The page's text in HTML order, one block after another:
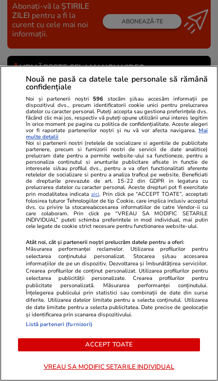
Abonați-vă la ȘTIRILE
ZILEI pentru a fi la
curent cu cele mai noi
informații.
ABONEAZĂ-TE
URMĂREȘTE CEL MAI NOU VIDEO
Cum să alungi țânțarii din casă: „Metodă simplă
și eficientă”
Share 13 comentarii
Abonați-vă la canalul Libertatea de WhatsApp pentru
a fi la curent cu ultimele informații
Stiri Rusia Știri Transnistria
Nouă ne pasă ca datele tale personale să rămână
confidențiale
Noi și partenerii noștri 596 stocăm și/sau accesăm informații pe
dispozitivul dvs., precum identificatorii cookie unici pentru prelucrarea
datelor cu caracter personal. Puteți accepta sau gestiona preferințele dvs.
făcând clic mai jos, respectiv vă puteți opune utilizării unui interes legitim
în orice moment pe pagina cu politica de confidențialitate. Aceste alegeri
vor fi raportate partenerilor noștri și nu vă vor afecta navigarea. Mai
multe detalii
Noi si partenerii nostri (retelele de socializare si agentiile de publicitate
partenere, precum si furnizorii nostri de servicii de date analitice)
prelucram date pentru a permite website-ului sa functioneze, pentru a
personaliza continutul si anunturile publicitare afisate in functie de
interesele si/sau profilul dvs., pentru a va oferi functionalitati aferente
retelelor de socializare si pentru a analiza traficul pe website. Beneficiati
de drepturile prevazute de art. 15-22 din GDPR in legatura cu
prelucrarea datelor cu caracter personal. Aceste drepturi pot fi exercitate
prin modalitatea indicataaici. Prin click pe “ACCEPT TOATE”, acceptati
folosirea tuturor Tehnologiilor de tip Cookie, care implica inclusiv acceptul
dvs. cu privire la stocarea/accesarea informatiilor de catre Vendor-ii cu
care colaboram. Prin click pe “VREAU SA MODIFIC SETARILE
INDIVIDUAL” puteti schimba preferintele in mod individual, mai putin
cele legate de cookie strict necesare pentru functionarea website-ului.
Atât noi, cât și partenerii noștri prelucrăm datele pentru a oferi:
Măsurarea performanței reclamelor. Utilizarea profilurilor pentru
selectarea conținutului personalizat. Stocarea și/sau accesarea
informațiilor de pe un dispozitiv. Dezvoltarea și îmbunătățirea serviciilor.
Crearea profilurilor de conținut personalizat. Utilizarea profilurilor pentru
selectarea publicității personalizate. Crearea profilurilor pentru
publicitate personalizată. Măsurarea performanței conținutului.
Înțelegerea publicului prin statistici sau combinații de date din surse
diferite. Utilizarea datelor limitate pentru a selecta conținutul. Utilizarea
de date limitate pentru a selecta publicitatea. Date precise de geolocație
și identificarea prin scanarea dispozitivului.
Listă parteneri (furnizori)
ACCEPT TOATE
VREAU SA MODIFIC SETARILE INDIVIDUAL